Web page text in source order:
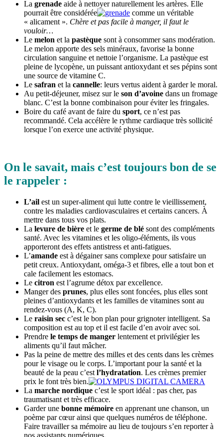
La grenade aide à nettoyer naturellement les artères. Elle
pourrait être considérée
comme un véritable
« alicament ». Chère et pas facile à manger, il faut le
vouloir…
Le melon et la pastèque sont à consommer sans modération.
Le melon apporte des sels minéraux, favorise la bonne
circulation sanguine et nettoie l’organisme. La pastèque est
pleine de lycopène, un puissant antioxydant et ses pépins sont
une source de vitamine C.
Le safran et la cannelle: leurs vertus aident à garder le moral.
Au petit-déjeuner, misez sur le son d’avoine dans un fromage
blanc. C’est la bonne combinaison pour éviter les fringales.
Boire du café avant de faire du sport, ce n’est pas
recommandé. Cela accélère le rythme cardiaque très sollicité
lorsque l’on exerce une activité physique.
On le savait, mais c’est toujours bon de se
le rappeler :
L’ail est un super-aliment qui lutte contre le vieillissement,
contre les maladies cardiovasculaires et certains cancers. À
mettre dans tous vos plats.
La levure de bière et le germe de blé sont des compléments
santé. Avec les vitamines et les oligo-éléments, ils vous
apporteront des effets antistress et anti-fatigues.
L’amande est à dégainer sans complexe pour satisfaire un
petit creux. Antioxydant, oméga-3 et fibres, elle a tout bon et
cale facilement les estomacs.
Le citron est l’agrume détox par excellence.
Manger des prunes, plus elles sont foncées, plus elles sont
pleines d’antioxydants et les familles de vitamines sont au
rendez-vous (A, K, C).
Le raisin sec c’est le bon plan pour grignoter intelligent. Sa
composition est au top et il est facile d’en avoir avec soi.
Prendre le temps de manger lentement et privilégier les
aliments qu’il faut mâcher.
Pas la peine de mettre des milles et des cents dans les crèmes
pour le visage ou le corps. L’important pour la santé et la
beauté de la peau c’est l’hydratation. Les crèmes premier
prix le font très bien.
La marche nordique c’est le sport idéal : pas cher, pas
traumatisant et très efficace.
Garder une bonne mémoire en apprenant une chanson, un
poème par cœur ainsi que quelques numéros de téléphone.
Faire travailler sa mémoire au lieu de toujours s’en reporter à